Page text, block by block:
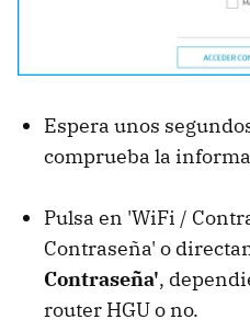
Espera unos
comprueba la
Pulsa en 'WiFi /
Contraseña' o
Contraseña',
router HGU o no.